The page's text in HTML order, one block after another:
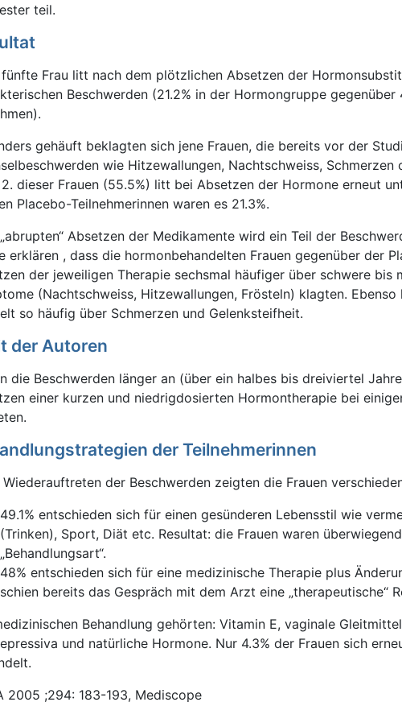
teil.
Frau litt nach dem plötzlichen Absetzen der
Beschwerden (21.2% in der Hormongruppe gegenüber
gehäuft beklagten sich jene Frauen, die bereits vor der
wie Hitzewallungen, Nachtschweiss,
dieser Frauen (55.5%) litt bei Absetzen der Hormone erneut
Placebo-Teilnehmerinnen waren es 21.3%.
Absetzen der Medikamente wird ein Teil der
erklären , dass die hormonbehandelten Frauen gegenüber der
der jeweiligen Therapie sechsmal häufiger über schwere bis
(Nachtschweiss, Hitzewallungen, Frösteln) klagten.
so häufig über Schmerzen und Gelenksteifheit.
der Autoren
die Beschwerden länger an (über ein halbes bis dreiviertel
einer kurzen und niedrigdosierten Hormontherapie bei
der Teilnehmerinnen
Wiederauftreten der Beschwerden zeigten die Frauen
49.1% entschieden sich für einen gesünderen Lebensstil wie
(Trinken), Sport, Diät etc. Resultat: die Frauen waren
„Behandlungsart“.
48% entschieden sich für eine medizinische Therapie plus
schien bereits das Gespräch mit dem Arzt eine „therapeutische“
Behandlung gehörten: Vitamin E, vaginale
und natürliche Hormone. Nur 4.3% der Frauen sich
2005 ;294: 183-193, Mediscope